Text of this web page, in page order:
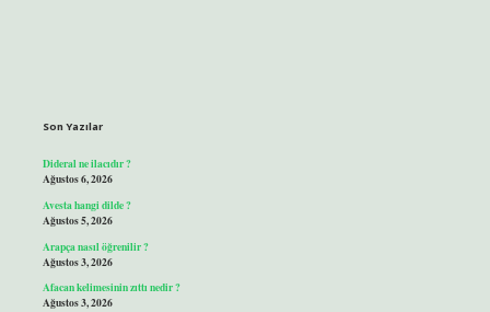
Son Yazılar
Dideral ne ilacıdır ?
Ağustos 6, 2026
Avesta hangi dilde ?
Ağustos 5, 2026
Arapça nasıl öğrenilir ?
Ağustos 3, 2026
Afacan kelimesinin zıttı nedir ?
Ağustos 3, 2026